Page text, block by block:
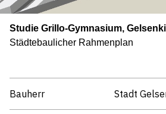
Studie Grillo-Gymnasium,
Städtebaulicher Rahmenplan
Bauherr Stadt